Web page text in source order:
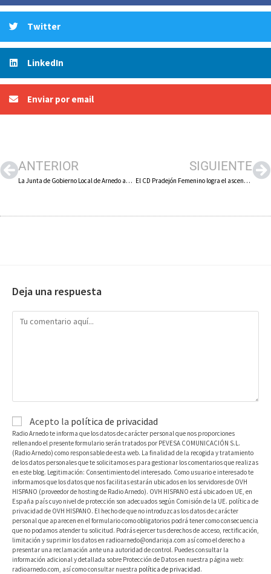
Twitter
LinkedIn
Enviar por email
ANTERIOR
La Junta de Gobierno Local de Arnedo aprueba el expediente para contratar las obras de la calle Carrera y entorno por 1,79 millones de euros
SIGUIENTE
El CD Pradejón Femenino logra el ascenso a la Liga Reto, la segunda división
Deja una respuesta
Acepto la política de privacidad
Radio Arnedo te informa que los datos de carácter personal que nos proporciones
rellenando el presente formulario serán tratados por PEVESA COMUNICACIÓN S.L.
(Radio Arnedo) como responsable de esta web. La finalidad de la recogida y tratamiento
de los datos personales que te solicitamos es para gestionar los comentarios que realizas
en este blog. Legitimación: Consentimiento del interesado. Como usuario e interesado te
informamos que los datos que nos facilitas estarán ubicados en los servidores de OVH
HISPANO (proveedor de hosting de Radio Arnedo). OVH HISPANO está ubicado en UE, en
España país cuyo nivel de protección son adecuados según Comisión de la UE. política de
privacidad de OVH HISPANO. El hecho de que no introduzcas los datos de carácter
personal que aparecen en el formulario como obligatorios podrá tener como consecuencia
que no podamos atender tu solicitud. Podrás ejercer tus derechos de acceso, rectificación,
limitación y suprimir los datos en radioarnedo@ondarioja.com así como el derecho a
presentar una reclamación ante una autoridad de control. Puedes consultar la
información adicional y detallada sobre Protección de Datos en nuestra página web:
radioarnedo.com, así como consultar nuestra política de privacidad.